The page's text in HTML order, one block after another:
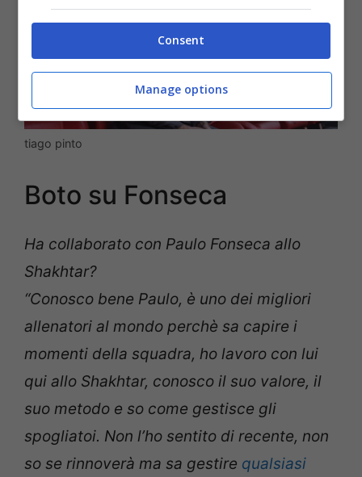
tiago pinto
Boto su Fonseca
Ha collaborato con Paulo Fonseca allo
Shakhtar?
“Conosco bene Paulo, è uno dei migliori
allenatori al mondo perchè sa capire i
momenti della squadra, ho lavoro con lui
qui allo Shakhtar, conosco il suo valore, il
suo metodo e so come gestisce gli
spogliatoi. Non l’ho sentito di recente, non
so se rinnoverà ma sa gestire qualsiasi
Consent
Manage options